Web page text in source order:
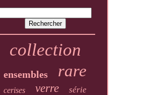
collection
ensembles rare
cerises verre série